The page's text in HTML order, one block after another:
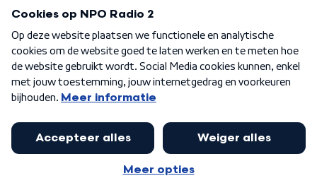
The Flame
ANDER LIEDJE UIT DE
70s
KEN JE DEZE NOG
Viva Forever